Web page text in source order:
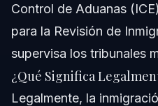
Control de Aduanas
para la Revisión de
supervisa los tribunales
¿Qué Significa
Legalmente, la